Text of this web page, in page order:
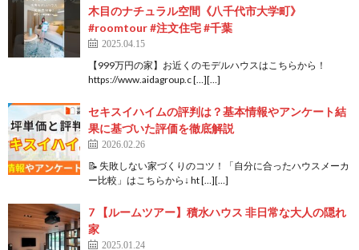
木目のナチュラル空間《八千代市大学町》
#roomtour #注文住宅 #千葉
2025.04.15
【999万円の家】お近くのモデルハウスはこちらから！
https://www.aidagroup.c […][…]
セキスイハイムの評判は？基本情報やアンケート結
果に基づいた評価を徹底解説
2026.02.26
📝 失敗しない家づくりのコツ！「自分に合ったハウスメーカ
ー比較」はこちらから↓ ht […][…]
7 【ルームツアー】積水ハウス 非日常な大人の隠れ
家
2025.01.24